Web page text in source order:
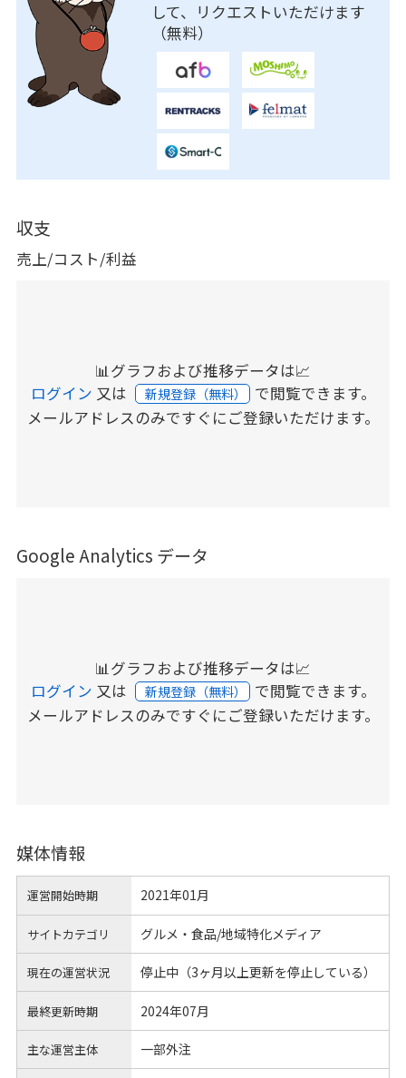
して、リクエストいただけます
（無料）
収支
売上/コスト/利益
📊グラフおよび推移データは📈
ログイン 又は 新規登録（無料） で閲覧できます。
メールアドレスのみですぐにご登録いただけます。
Google Analytics データ
📊グラフおよび推移データは📈
ログイン 又は 新規登録（無料） で閲覧できます。
メールアドレスのみですぐにご登録いただけます。
媒体情報
運営開始時期 2021年01月
サイトカテゴリ グルメ・食品/地域特化メディア
現在の運営状況 停止中（3ヶ月以上更新を停止している）
最終更新時期 2024年07月
主な運営主体 一部外注